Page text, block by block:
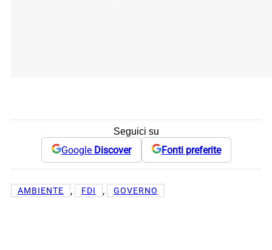
Seguici su
Google Discover Fonti preferite
AMBIENTE , FDI , GOVERNO